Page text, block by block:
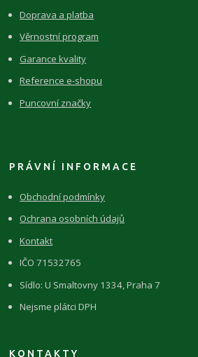
Doprava a platba
Věrnostní program
Garance kvality
Reference e-shopu
Puncovní značky
PRÁVNÍ INFORMACE
Obchodní podmínky
Ochrana osobních údajů
Kontakt
IČO 71532765
Sídlo: U Smaltovny 1334, Praha 7
Nejsme plátci DPH
KONTAKTY